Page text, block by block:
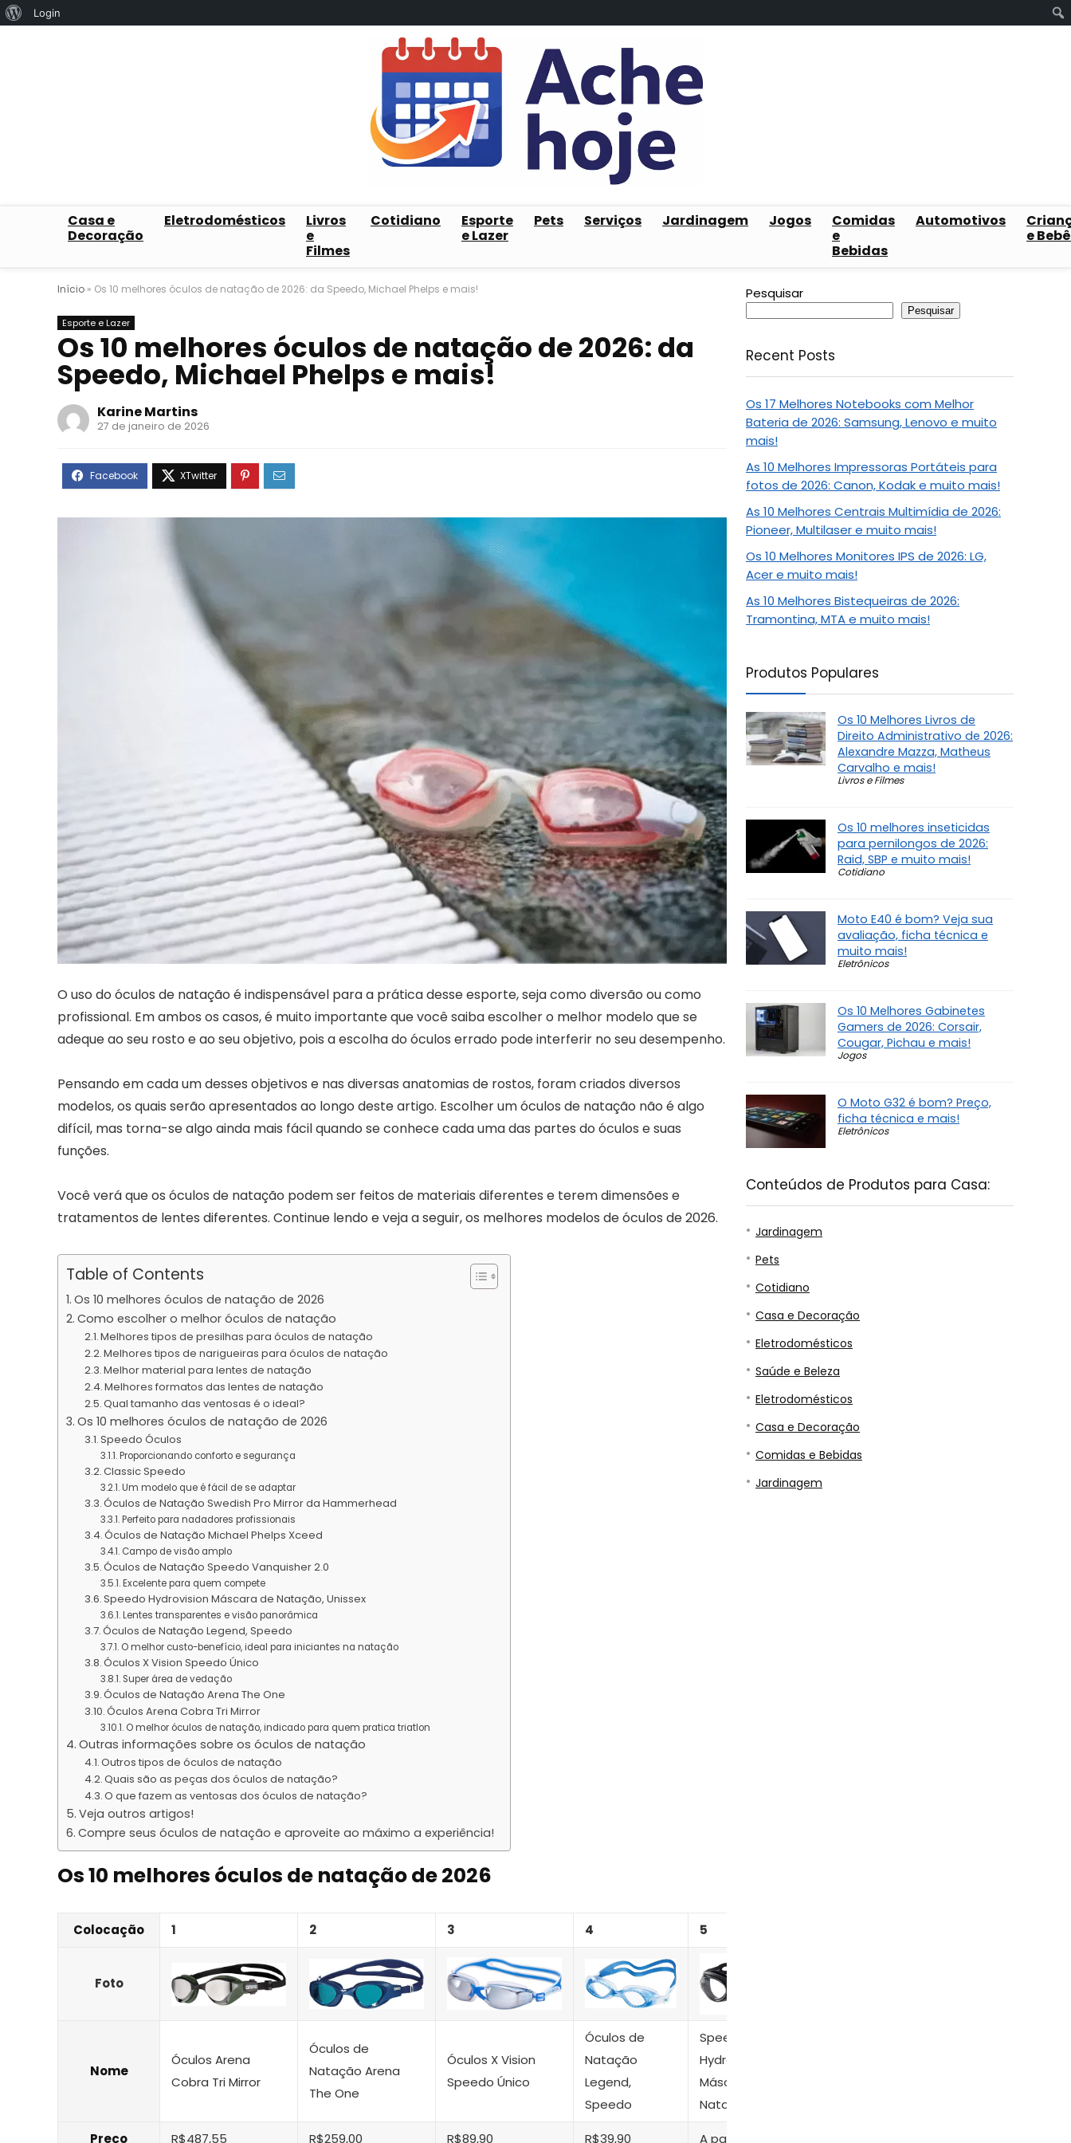
Sobre
Login
Casa e
Decoração
Eletrodomésticos
Livros
e
Filmes
Cotidiano
Esporte
e Lazer
Pets Serviços Jardinagem Jogos
Comidas
e
Bebidas
Automotivos
e
Início » Os 10 melhores óculos de natação de 2026: da Speedo, Michael Phelps e mais!
Esporte e Lazer
Os 10 melhores óculos de natação de 2026: da
Speedo, Michael Phelps e mais!
Karine Martins
27 de janeiro de 2026
O uso do óculos de natação é indispensável para a prática desse esporte, seja como diversão ou como
profissional. Em ambos os casos, é muito importante que você saiba escolher o melhor modelo que se
adeque ao seu rosto e ao seu objetivo, pois a escolha do óculos errado pode interferir no seu desempenho.
Pensando em cada um desses objetivos e nas diversas anatomias de rostos, foram criados diversos
modelos, os quais serão apresentados ao longo deste artigo. Escolher um óculos de natação não é algo
difícil, mas torna-se algo ainda mais fácil quando se conhece cada uma das partes do óculos e suas
funções.
Você verá que os óculos de natação podem ser feitos de materiais diferentes e terem dimensões e
tratamentos de lentes diferentes. Continue lendo e veja a seguir, os melhores modelos de óculos de 2026.
Table of Contents
Os 10 melhores óculos de natação de 2026
Como escolher o melhor óculos de natação
Melhores tipos de presilhas para óculos de natação
Melhores tipos de narigueiras para óculos de natação
Melhor material para lentes de natação
Melhores formatos das lentes de natação
Qual tamanho das ventosas é o ideal?
Os 10 melhores óculos de natação de 2026
Speedo Óculos
Proporcionando conforto e segurança
Classic Speedo
Um modelo que é fácil de se adaptar
Óculos de Natação Swedish Pro Mirror da Hammerhead
Perfeito para nadadores profissionais
Óculos de Natação Michael Phelps Xceed
Campo de visão amplo
Óculos de Natação Speedo Vanquisher 2.0
Excelente para quem compete
Speedo Hydrovision Máscara de Natação, Unissex
Lentes transparentes e visão panorâmica
Óculos de Natação Legend, Speedo
O melhor custo-benefício, ideal para iniciantes na natação
Óculos X Vision Speedo Único
Super área de vedação
Óculos de Natação Arena The One
Óculos Arena Cobra Tri Mirror
O melhor óculos de natação, indicado para quem pratica triatlon
Outras informações sobre os óculos de natação
Outros tipos de óculos de natação
Quais são as peças dos óculos de natação?
O que fazem as ventosas dos óculos de natação?
Veja outros artigos!
Compre seus óculos de natação e aproveite ao máximo a experiência!
Os 10 melhores óculos de natação de 2026
Colocação 1 2 3 4 5
Foto
Nome
Óculos Arena
Cobra Tri Mirror
Óculos de
Natação Arena
The One
Óculos X Vision
Speedo Único
Óculos de
Natação
Legend,
Speedo
Speedo
Hydrovision
Máscara de
Natação, Unissex
Preço R$487,55 R$259,00 R$89,90 R$39,90 A partir de R$87,88
Pesquisar
Pesquisar
Recent Posts
Os 17 Melhores Notebooks com Melhor
Bateria de 2026: Samsung, Lenovo e muito
mais!
As 10 Melhores Impressoras Portáteis para
fotos de 2026: Canon, Kodak e muito mais!
As 10 Melhores Centrais Multimídia de 2026:
Pioneer, Multilaser e muito mais!
Os 10 Melhores Monitores IPS de 2026: LG,
Acer e muito mais!
As 10 Melhores Bistequeiras de 2026:
Tramontina, MTA e muito mais!
Produtos Populares
Os 10 Melhores Livros de
Direito Administrativo de 2026:
Alexandre Mazza, Matheus
Carvalho e mais!
Livros e Filmes
Os 10 melhores inseticidas
para pernilongos de 2026:
Raid, SBP e muito mais!
Cotidiano
Moto E40 é bom? Veja sua
avaliação, ficha técnica e
muito mais!
Eletrônicos
Os 10 Melhores Gabinetes
Gamers de 2026: Corsair,
Cougar, Pichau e mais!
Jogos
O Moto G32 é bom? Preço,
ficha técnica e mais!
Eletrônicos
Conteúdos de Produtos para Casa:
Jardinagem
Pets
Cotidiano
Casa e Decoração
Eletrodomésticos
Saúde e Beleza
Eletrodomésticos
Casa e Decoração
Comidas e Bebidas
Jardinagem